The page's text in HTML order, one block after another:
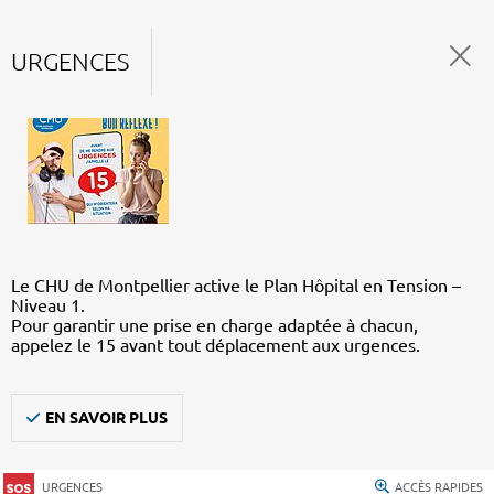
URGENCES
Le CHU de Montpellier active le Plan Hôpital en Tension –
Niveau 1.
Pour garantir une prise en charge adaptée à chacun,
appelez le 15 avant tout déplacement aux urgences.
EN SAVOIR PLUS
URGENCES ACCÈS RAPIDES